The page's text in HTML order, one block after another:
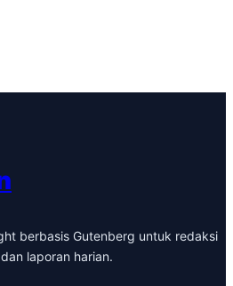
berbasis Gutenberg untuk redaksi
laporan harian.